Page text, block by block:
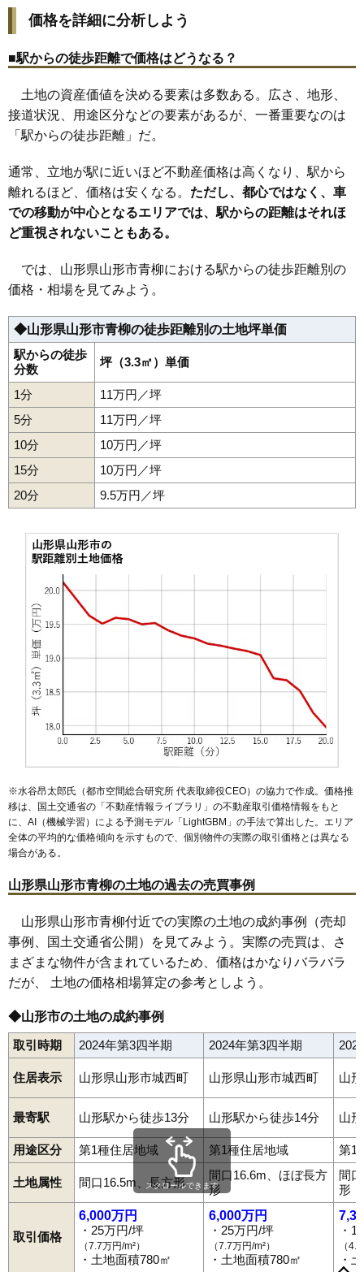
30 南一番町 28万円
32 南原町 28万円 1,735万円 19.1%
33 小荷駄町 28万円 1,814万円 19.6%
34 前田町 27万円 1,933万円 20.6%
35 宮町
36 南栄町 26万円 1,983万円 24.8%
37 篭田 26万円 1,971万円 23.4%
38 松波 26万円 2,401万円 28.3%
39 鉄砲町 26万円
41 花楯
43 小白川町 25万円 1,677万円
44
45
46 美畑町
47 桜田東
48 あさひ町
49 薬師町
50 西田 25万円
52 上桜田
53 東青田
飯田西 25万円 1,547万円
55 吉原
56 25万円
57 大野目 25万円 1,469万円
58 1,682万円
59
五十鈴 24万円 1,664万円 19.5%
24万円
梅野木前 23万円 1,758万円 29.4%
64 成沢西 23万円 1,756万円 21.4%
65
67 島 23万円 1,719万円 31.1%
68 城北町 23万円 1,032万円 9.9%
69 肴町 23万円 1,247万円 10.7%
70 南館 23万円 1,502万円 20.5%
71 富の中 23万円 1,421万円
72 江南 23万円
73 白山 22万円 1,531万円 17.2%
74 嶋南 22万円 1,731万円 29.5%
75 平清水 22万円 1,721万円 26.2%
22万円
78 陣場 21万円 1,379万円 18.9%
79 瀬波 21万円 1,340万円 19.8%
80 下条町 21万円 1,517万円 15.1%
鳥居ケ丘 1,571万円 16.9%
嶋北 1,807万円 31.0%
価格を詳細に分析しよう
■駅からの徒歩距離で価格はどうなる？
土地の資産価値を決める要素は多数ある。広さ、地形、
接道状況、用途区分などの要素があるが、一番重要なのは
「駅からの徒歩距離」だ。
通常、立地が駅に近いほど不動産価格は高くなり、駅から
離れるほど、価格は安くなる。 ただし、都心ではなく、車
での移動が中心となるエリアでは、駅からの距離はそれほ
ど重視されないこともある。
では、山形県山形市青柳における駅からの徒歩距離別の
価格・相場を見てみよう。
◆山形県山形市青柳の徒歩距離別の土地坪単価
駅からの徒歩
分数
坪（3.3㎡）単価
1分
11万円／坪
5分
11万円／坪
10分
10万円／坪
15分
10万円／坪
20分
9.5万円／坪
※水谷昂太郎氏（都市空間総合研究所 代表取締役CEO）の協力で作成。価格推
移は、国土交通省の「不動産情報ライブラリ 」の不動産取引価格情報をもと
に、AI（機械学習）による予測モデル「LightGBM」の手法で算出した。エリア
全体の平均的な価格傾向を示すもので、個別物件の実際の取引価格とは異なる
場合がある。
山形県山形市青柳の土地の過去の売買事例
山形県山形市青柳付近での実際の土地の成約事例（売却
事例、国土交通省公開）を見てみよう。実際の売買は、さ
まざまな物件が含まれているため、価格はかなりバラバラ
だが、 土地の価格相場算定の参考としよう。
◆山形市の土地の成約事例
取引時期 2024年第3四半期 2024年第3四半期
住居表示 山形県山形市城西町 山形県山形市城西町 山
最寄駅 山形駅から徒歩13分 山形駅から徒歩14分 山
用途区分 第1種住居地域 第1種住居地域 第1
土地属性 間口16.5m、長方形
間口16.6m、ほぼ長方
形
間
形
取引価格
6,000万円
・25万円/坪
（7.7万円/m²）
・土地面積780㎡
6,000万円
・25万円/坪
（7.7万円/m²）
・土地面積780㎡
・
（
・
スクロールできます
相生町青田青田南青野青柳あかねケ丘あこや町旭が丘
あさひ町
荒楯町 飯沢 飯田飯田西飯塚町五十鈴泉町五日町
今塚鋳物町岩波印役町 内表内表東 梅野木前
円応寺町大手町大森小立落合町表蔵王篭田風間柏倉春日町
片谷地上椹沢上桜田 上柳神尾北江俣
木の実町清住町 黒沢江南黄金小姓町
小白川町
寿町小荷駄町 蔵王温泉 蔵王成沢
蔵王山田早乙女肴町 桜田東桜田南志戸田
下条町下東山下宝沢十文字 城南町城北町城西町